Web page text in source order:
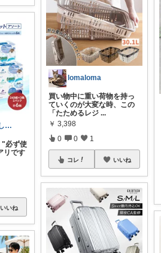
はぴこ★今欲しい厳選アイテム
必ず使
リです
いいね
lomaloma
買い物中に重い荷物を持っ
ていくのが大変な時、この
「たためるレジ ...
￥ 3,398
0 0 1
コレ いいね